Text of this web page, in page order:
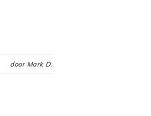
door Mark D.